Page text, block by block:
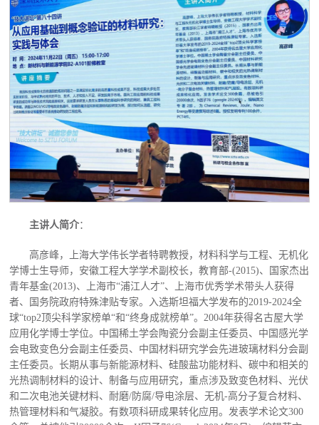
主讲人简介：
高彦峰，上海大学伟长学者特聘教授，材料科学与工程、无机化
学博士生导师，安徽工程大学学术副校长，教育部-(2015)、国家杰出
青年基金(2013)、上海市“浦江人才”、上海市优秀学术带头人获得
者、国务院政府特殊津贴专家。入选斯坦福大学发布的2019-2024全
球“top2顶尖科学家榜单“和“终身成就榜单”。2004年获得名古屋大学
应用化学博士学位。中国稀土学会陶瓷分会副主任委员、中国感光学
会电致变色分会副主任委员、中国材料研究学会先进玻璃材料分会副
主任委员。长期从事与新能源材料、硅酸盐功能材料、碳中和相关的
光热调制材料的设计、制备与应用研究，重点涉及致变色材料、光伏
和二次电池关键材料、耐磨/防腐/导电涂层、无机-高分子复合材料、
热管理材料和气凝胶。有数项科研成果转化应用。发表学术论文300